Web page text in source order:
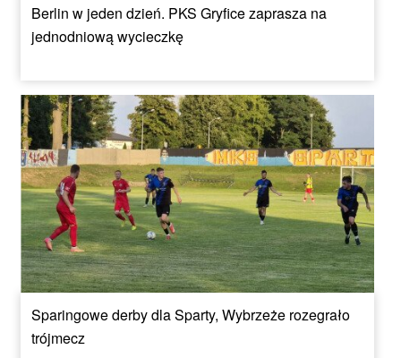
Berlin w jeden dzień. PKS Gryfice zaprasza na
jednodniową wycieczkę
Sparingowe derby dla Sparty, Wybrzeże rozegrało
trójmecz